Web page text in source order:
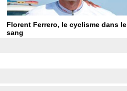
Florent Ferrero, le cyclisme dans le
sang